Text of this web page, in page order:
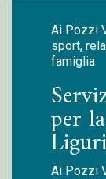
Ai Pozzi
sport,
famiglia
per
Ai Pozzi